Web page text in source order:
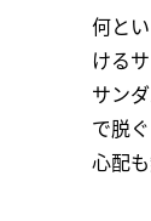
何と
ける
サン
で脱
心配も